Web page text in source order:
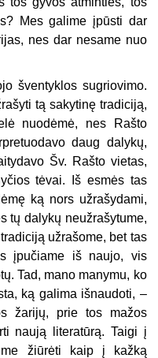
Mes galime įpūsti dar
nes dar nesame nuo
šventyklos sugriovimo.
tą sakytinę tradiciją,
nuodėmė, nes Rašto
daug dalykų,
Šv. Rašto vietas,
tėvai. Iš esmės tas
ką nors užrašydami,
tų dalykų neužrašytume,
užrašome, bet tas
įpučiame iš naujo, vis
Tad, mano manymu, ko
ką galima išnaudoti, –
žarijų, prie tos mažos
naują literatūrą. Taigi į
žiūrėti kaip į kažką